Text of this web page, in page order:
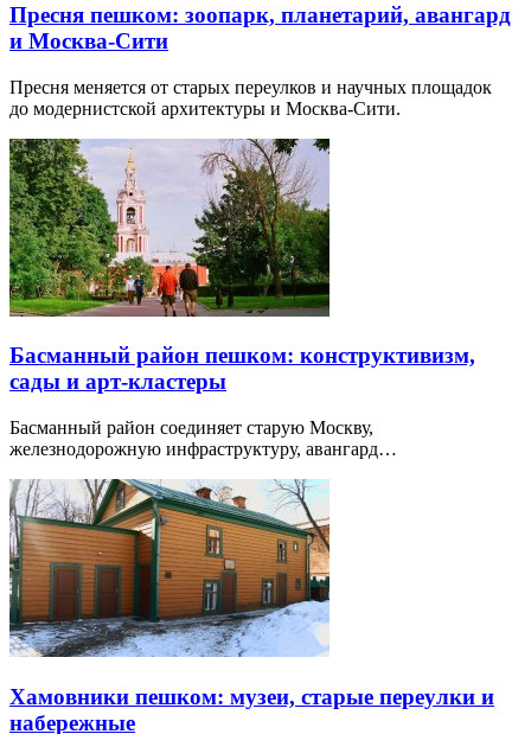
Пресня пешком: зоопарк, планетарий, авангард
и Москва-Сити
Пресня меняется от старых переулков и научных площадок
до модернистской архитектуры и Москва-Сити.
Басманный район пешком: конструктивизм,
сады и арт-кластеры
Басманный район соединяет старую Москву,
железнодорожную инфраструктуру, авангард…
Хамовники пешком: музеи, старые переулки и
набережные